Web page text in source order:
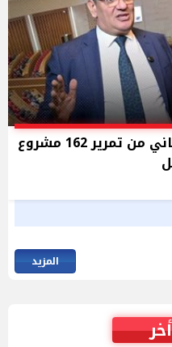
«صناعة حكومية».. غضب برلماني من تمرير 162 مشروع
المزيد